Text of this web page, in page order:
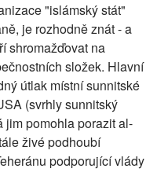
"islámský stát"
je rozhodně znát - a
shromažďovat na
složek. Hlavní
útlak místní sunnitské
(svrhly sunnitský
jim pomohla porazit al-
živé podhoubí
podporující vlády